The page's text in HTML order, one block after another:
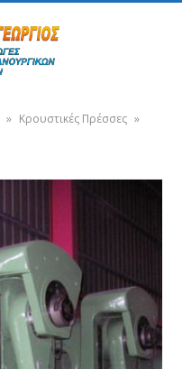
» Κρουστικές Πρέσσες »